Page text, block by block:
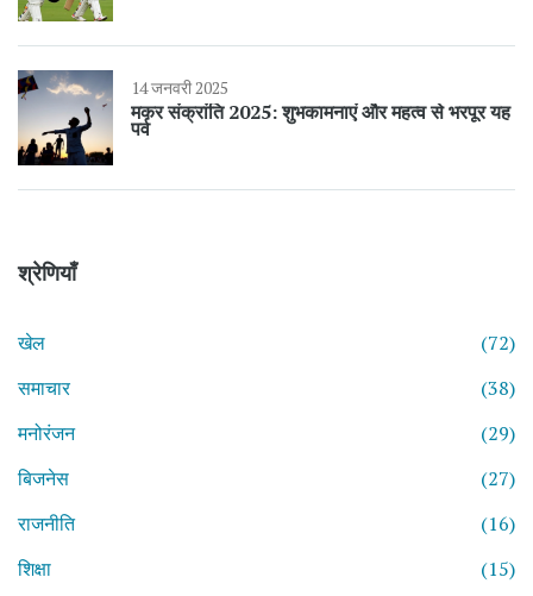
14 जनवरी 2025
मकर संक्रांति 2025: शुभकामनाएं और महत्व से भरपूर यह
पर्व
श्रेणियाँ
खेल
(72)
समाचार
(38)
मनोरंजन
(29)
बिजनेस
(27)
राजनीति
(16)
शिक्षा
(15)